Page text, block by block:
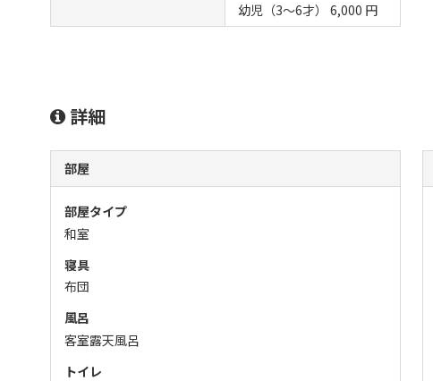
幼児（3～6才） 6,000 円
詳細
部屋
部屋タイプ
和室
寝具
布団
風呂
客室露天風呂
トイレ